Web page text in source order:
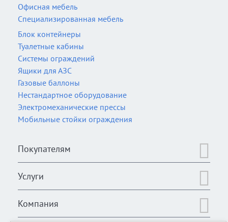
Офисная мебель
Специализированная мебель
Блок контейнеры
Туалетные кабины
Системы ограждений
Ящики для АЗС
Газовые баллоны
Нестандартное оборудование
Электромеханические прессы
Мобильные стойки ограждения
Покупателям
Услуги
Компания